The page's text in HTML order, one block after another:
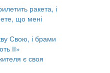
ракета, і
що мені
Свою, і брами
її»
є своя